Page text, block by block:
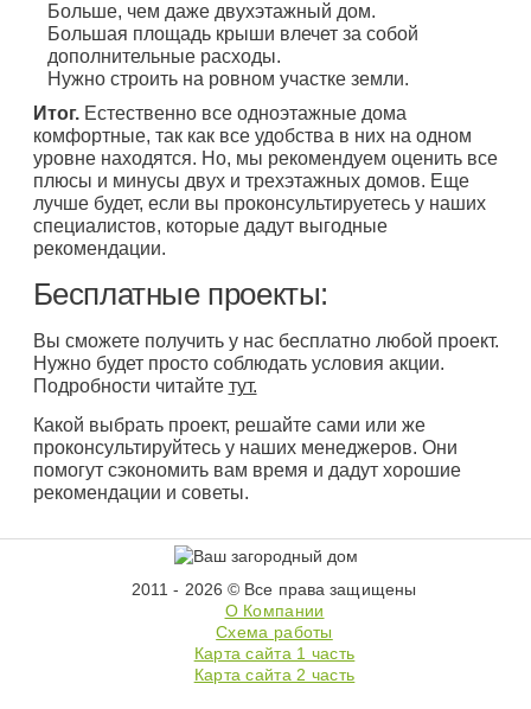
Больше, чем даже двухэтажный дом.
Большая площадь крыши влечет за собой
дополнительные расходы.
Нужно строить на ровном участке земли.
Итог.Естественно все одноэтажные дома
комфортные, так как все удобства в них на одном
уровне находятся. Но, мы рекомендуем оценить все
плюсы и минусы двух и трехэтажных домов. Еще
лучше будет, если вы проконсультируетесь у наших
специалистов, которые дадут выгодные
рекомендации.
Бесплатные проекты:
Вы сможете получить у нас бесплатно любой проект.
Нужно будет просто соблюдать условия акции.
Подробности читайте тут.
Какой выбрать проект, решайте сами или же
проконсультируйтесь у наших менеджеров. Они
помогут сэкономить вам время и дадут хорошие
рекомендации и советы.
2011 - 2026 © Все права защищены
О Компании
Схема работы
Карта сайта 1 часть
Карта сайта 2 часть